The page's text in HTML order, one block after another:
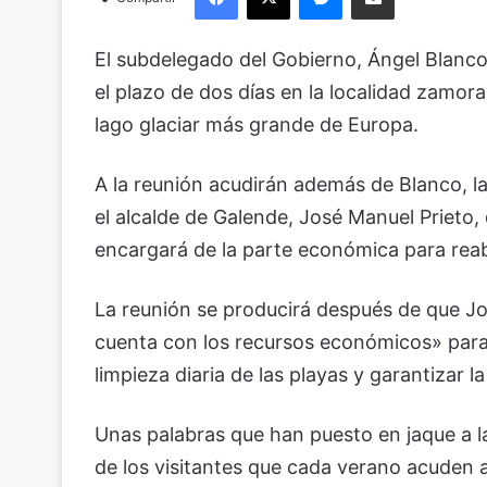
El subdelegado del Gobierno, Ángel
el plazo de dos días en la localidad
lago glaciar más grande de Europa.
A la reunión acudirán además de Blanco,
el alcalde de Galende, José Manuel
encargará de la parte económica para
La reunión se producirá después de que
cuenta con los recursos económicos»
limpieza diaria de las playas y garantizar
Unas palabras que han puesto en jaque
de los visitantes que cada verano acuden